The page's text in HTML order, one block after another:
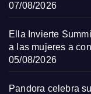
07/08/2026
Ella Invierte
a las mujeres a
05/08/2026
Pandora celebra